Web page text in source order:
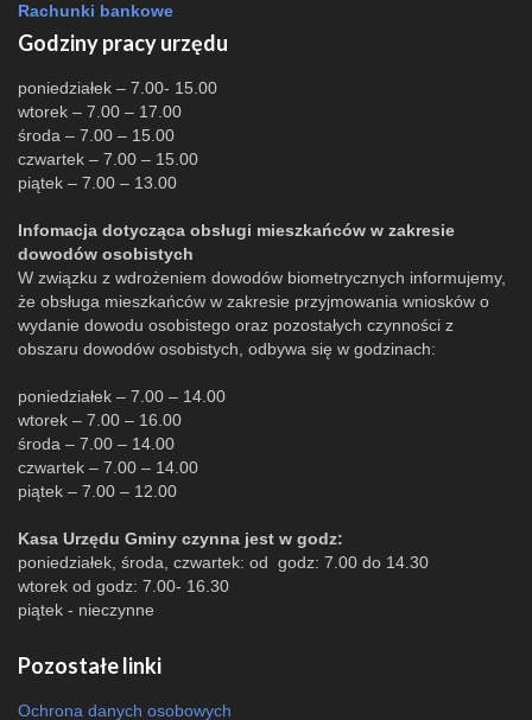
Rachunki bankowe
Godziny pracy urzędu
poniedziałek – 7.00- 15.00
wtorek – 7.00 – 17.00
środa – 7.00 – 15.00
czwartek – 7.00 – 15.00
piątek – 7.00 – 13.00
Infomacja dotycząca obsługi mieszkańców w zakresie
dowodów osobistych
W związku z wdrożeniem dowodów biometrycznych informujemy,
że obsługa mieszkańców w zakresie przyjmowania wniosków o
wydanie dowodu osobistego oraz pozostałych czynności z
obszaru dowodów osobistych, odbywa się w godzinach:
poniedziałek – 7.00 – 14.00
wtorek – 7.00 – 16.00
środa – 7.00 – 14.00
czwartek – 7.00 – 14.00
piątek – 7.00 – 12.00
Kasa Urzędu Gminy czynna jest w godz:
poniedziałek, środa, czwartek: od godz: 7.00 do 14.30
wtorek od godz: 7.00- 16.30
piątek - nieczynne
Pozostałe linki
Ochrona danych osobowych